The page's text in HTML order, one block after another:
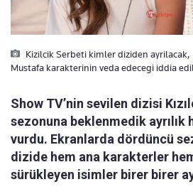
Kizilcik Serbeti kimler diziden
Mustafa karakterinin veda edecegi iddia
Show TV’nin sevilen dizisi
sezonuna beklenmedik ayrılık
vurdu. Ekranlarda dördüncü
dizide hem ana karakterler
sürükleyen isimler birer birer